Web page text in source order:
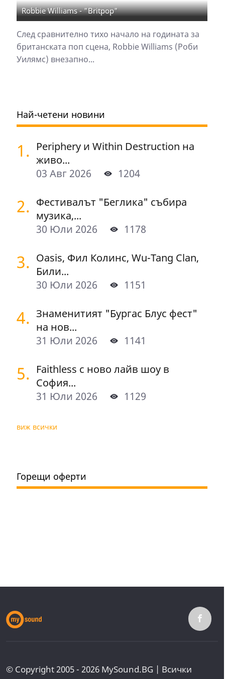
Robbie Williams - "Britpop"
След сравнително тихо начало на годината за
британската поп сцена, Robbie Williams (Роби
Уилямс) внезапно...
Най-четени новини
1. Periphery и Within Destruction на
живо...
03 Авг 2026
1204
2. Фестивалът "Беглика" събира
музика,...
30 Юли 2026
1178
3. Oasis, Фил Колинс, Wu-Tang Clan,
Били...
30 Юли 2026
1151
4. Знаменитият "Бургас Блус фест"
на нов...
31 Юли 2026
1141
5. Faithless с ново лайв шоу в
София...
31 Юли 2026
1129
виж всички
Горещи оферти
© Copyright 2005 - 2026 MySound.BG | Всички